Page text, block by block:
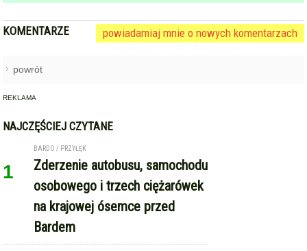
KOMENTARZE powiadamiaj mnie o nowych komentarzach
powrót
REKLAMA
NAJCZĘŚCIEJ CZYTANE
1
BARDO / PRZYŁĘK
Zderzenie autobusu, samochodu
osobowego i trzech ciężarówek
na krajowej ósemce przed
Bardem